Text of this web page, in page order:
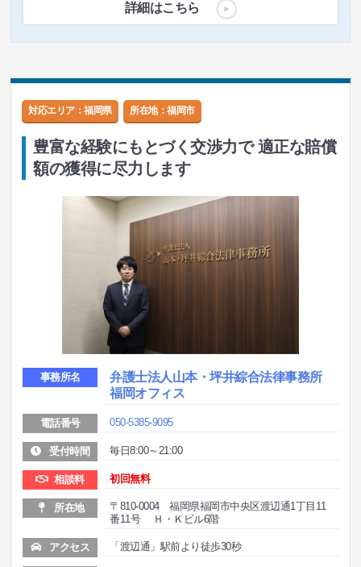
詳細はこちら
対応エリア：福岡県 所在地： 福岡市
豊富な経験にもとづく交渉力で 適正な賠償
額の獲得に尽力します
事務所名
弁護士法人山本・坪井綜合法律事務所
福岡オフィス
電話番号 050-5385-9095
受付時間 毎日8:00～21:00
相談料 初回無料
所在地
〒810-0004 福岡県福岡市中央区渡辺通1丁目11
番11号 Ｈ・Ｋビル6階
アクセス 「渡辺通」駅前より徒歩30秒